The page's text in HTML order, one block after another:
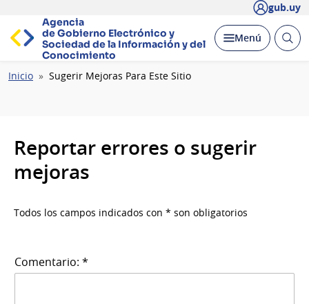
gub.uy
Agencia
de Gobierno Electrónico y
Sociedad de la Información y del
Conocimiento
Desplegar
Menú Abrir
Ruta
Inicio Sugerir Mejoras Para Este Sitio
Reportar errores o sugerir
mejoras
Todos los campos indicados con * son obligatorios
Comentario: *